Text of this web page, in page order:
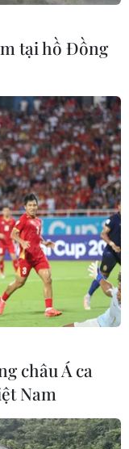
tại hồ Đồng
châu Á ca
Nam